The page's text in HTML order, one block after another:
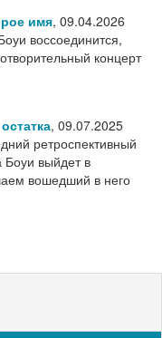
имя, 09.04.2026
воссоединится,
концерт
, 09.07.2025
ретроспективный
Боуи выйдет в
вошедший в него